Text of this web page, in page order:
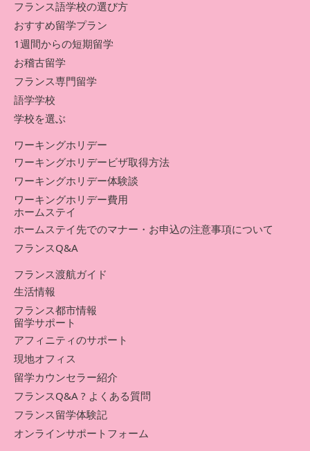
フランス語学校の選び方
おすすめ留学プラン
1週間からの短期留学
お稽古留学
フランス専門留学
語学学校
学校を選ぶ
ワーキングホリデー
ワーキングホリデービザ取得方法
ワーキングホリデー体験談
ワーキングホリデー費用
ホームステイ
ホームステイ先でのマナー・お申込の注意事項について
フランスQ&A
フランス渡航ガイド
生活情報
フランス都市情報
留学サポート
アフィニティのサポート
現地オフィス
留学カウンセラー紹介
フランスQ&A ? よくある質問
フランス留学体験記
オンラインサポートフォーム